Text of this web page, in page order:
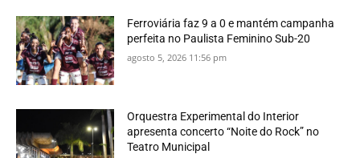
Ferroviária faz 9 a 0 e mantém campanha
perfeita no Paulista Feminino Sub-20
agosto 5, 2026 11:56 pm
Orquestra Experimental do Interior
apresenta concerto “Noite do Rock” no
Teatro Municipal